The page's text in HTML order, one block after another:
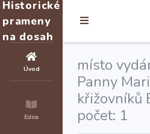
Historické
prameny
na dosah
Úvod
Edice
místo
Panny
křižovníků
počet: 1